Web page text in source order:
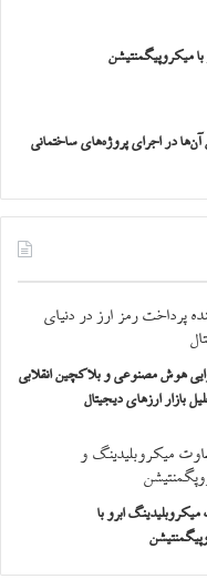
میکروپیگمنتیشن
در اجرای پروژه‌های ساختمانی
هوش مصنوعی و بلاکچین انقلابی
بازار ارزهای دیجیتال
میکروبلیدینگ ابرو با